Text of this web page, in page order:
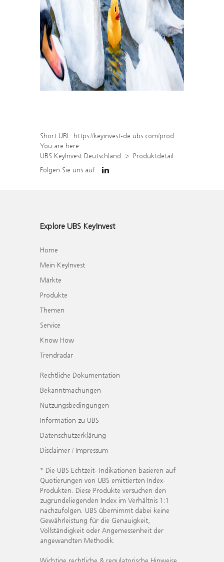
Short URL: https://keyinvest-de.ubs.com/produkt/detail/index/isin/DE000WA6Y2R4
You are here:
UBS KeyInvest Deutschland
Produktdetail
Folgen Sie uns auf
Explore UBS KeyInvest
Home
Mein KeyInvest
Märkte
Produkte
Themen
Service
Know How
Trendradar
Rechtliche Dokumentation
Bekanntmachungen
Nutzungsbedingungen
Information zu UBS
Datenschutzerklärung
Disclaimer / Impressum
* Die UBS Echtzeit- Indikationen basieren auf
Quotierungen von UBS emittierten Index-
Produkten. Diese Produkte versuchen den
zugrundeliegenden Index im Verhältnis 1:1
nachzufolgen. UBS übernimmt dabei keine
Gewährleistung für die Genauigkeit,
Vollständigkeit oder Angemessenheit der
angewandten Methodik.